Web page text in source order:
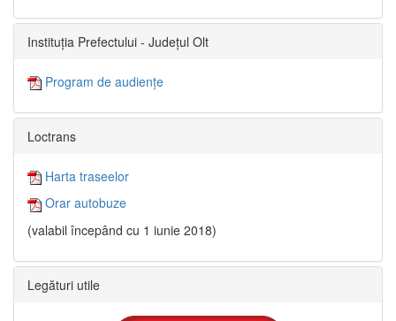
Instituția Prefectului - Județul Olt
Program de audiențe
Loctrans
Harta traseelor
Orar autobuze
(valabil începând cu 1 iunie 2018)
Legături utile